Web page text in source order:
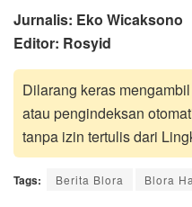
Jurnalis: Eko Wicaksono
Editor: Rosyid
Dilarang keras
atau pengindeksan
tanpa izin tertulis dari
Tags: Berita Blora Blora